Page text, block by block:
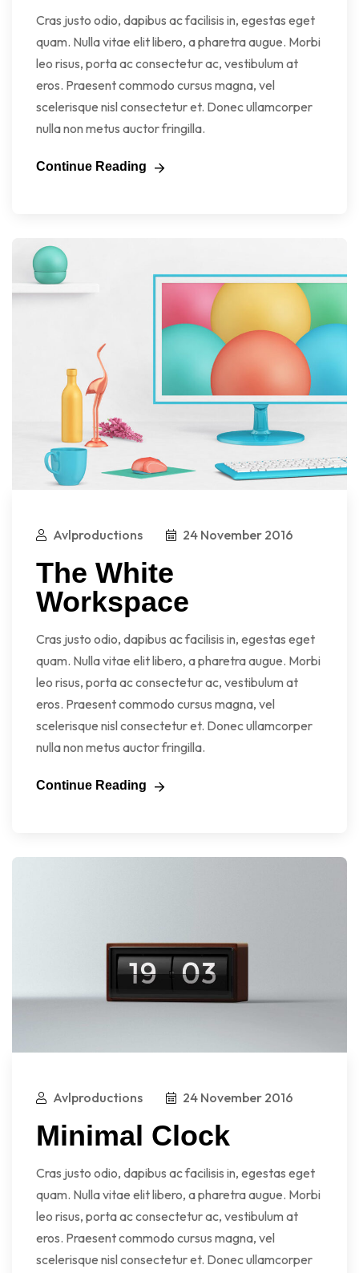
Cras justo odio, dapibus ac facilisis in, egestas eget
quam. Nulla vitae elit libero, a pharetra augue. Morbi
leo risus, porta ac consectetur ac, vestibulum at
eros. Praesent commodo cursus magna, vel
scelerisque nisl consectetur et. Donec ullamcorper
nulla non metus auctor fringilla.
Continue Reading
Avlproductions 24 November 2016
The White
Workspace
Cras justo odio, dapibus ac facilisis in, egestas eget
quam. Nulla vitae elit libero, a pharetra augue. Morbi
leo risus, porta ac consectetur ac, vestibulum at
eros. Praesent commodo cursus magna, vel
scelerisque nisl consectetur et. Donec ullamcorper
nulla non metus auctor fringilla.
Continue Reading
Avlproductions 24 November 2016
Minimal Clock
Cras justo odio, dapibus ac facilisis in, egestas eget
quam. Nulla vitae elit libero, a pharetra augue. Morbi
leo risus, porta ac consectetur ac, vestibulum at
eros. Praesent commodo cursus magna, vel
scelerisque nisl consectetur et. Donec ullamcorper